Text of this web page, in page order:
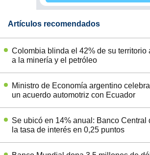
Artículos recomendados
Colombia blinda el 42% de su territorio
a la minería y el petróleo
Ministro de Economía argentino
un acuerdo automotriz con Ecuador
Se ubicó en 14% anual: Banco Central
la tasa de interés en 0,25 puntos